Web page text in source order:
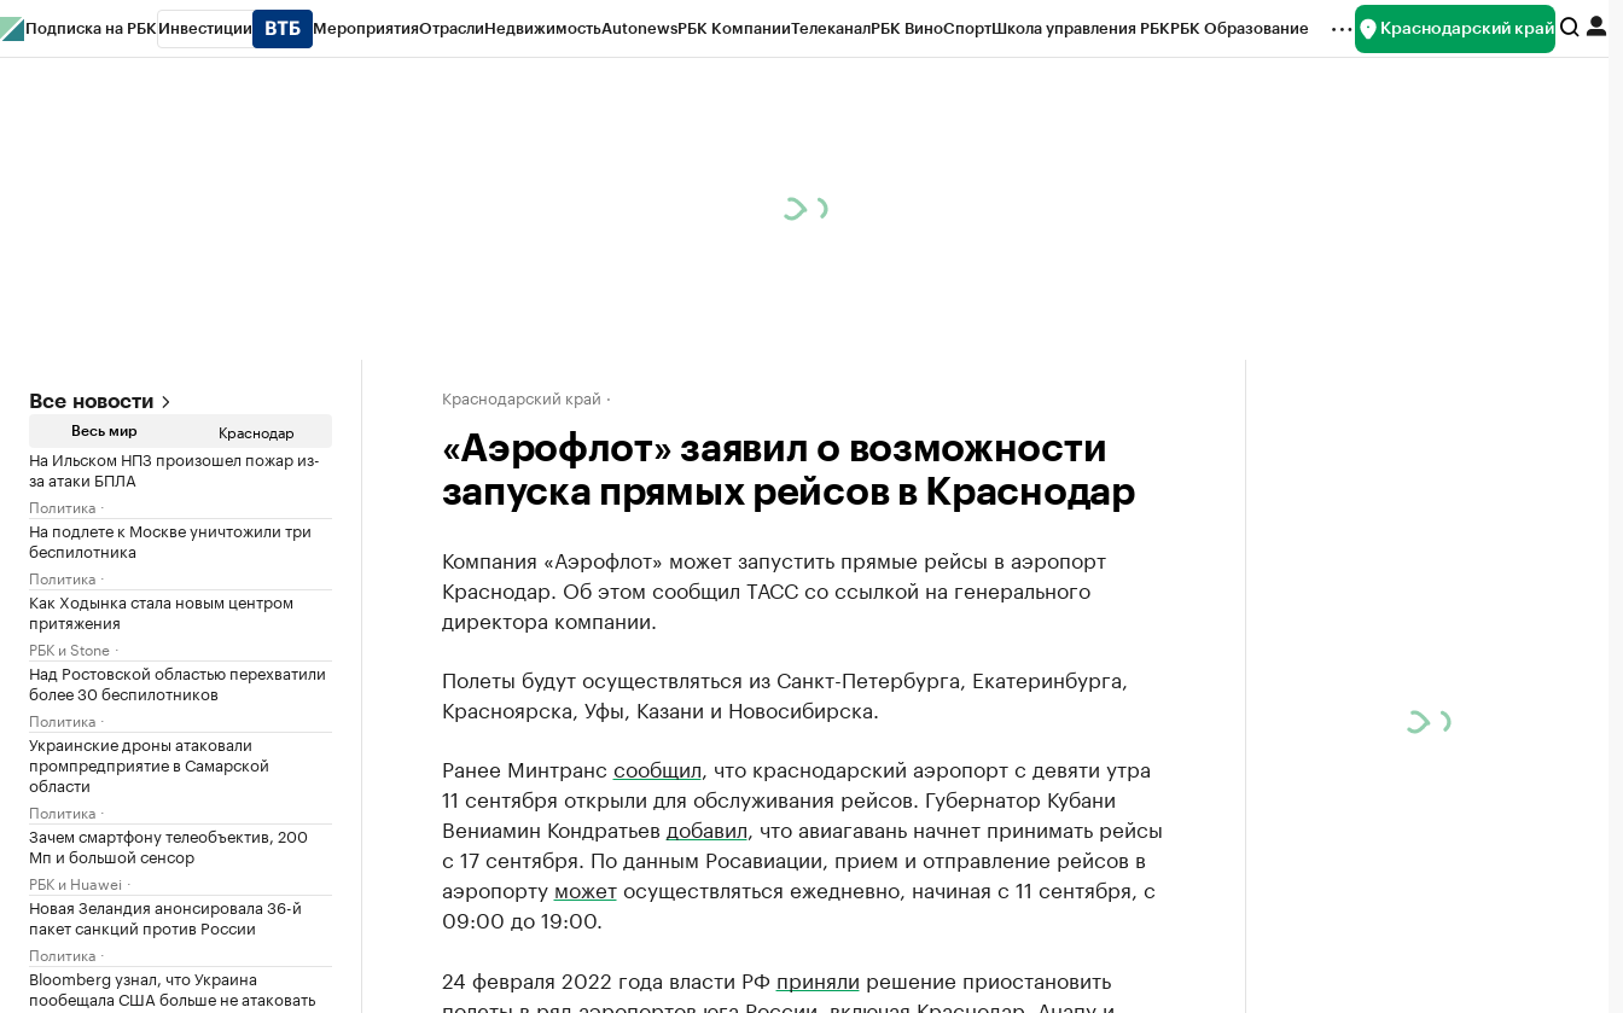
Подписка на РБК Инвестиции МероприятияОтраслиНедвижимостьAutonewsРБК КомпанииТелеканалРБК ВиноСпортШкола управления РБКРБК Образование Краснодарский край
Все новости
Весь мир Краснодар
На Ильском НПЗ произошел пожар из-
за атаки БПЛА
Политика
На подлете к Москве уничтожили три
беспилотника
Политика
Как Ходынка стала новым центром
притяжения
РБК и Stone
Над Ростовской областью перехватили
более 30 беспилотников
Политика
Украинские дроны атаковали
промпредприятие в Самарской
области
Политика
Зачем смартфону телеобъектив, 200
Мп и большой сенсор
РБК и Huawei
Новая Зеландия анонсировала 36-й
пакет санкций против России
Политика
Bloomberg узнал, что Украина
пообещала США больше не атаковать
Краснодарский край
«Аэрофлот» заявил о возможности
запуска прямых рейсов в Краснодар
Компания «Аэрофлот» может запустить прямые рейсы в аэропорт
Краснодар. Об этом сообщил ТАСС со ссылкой на генерального
директора компании.
Полеты будут осуществляться из Санкт-Петербурга, Екатеринбурга,
Красноярска, Уфы, Казани и Новосибирска.
Ранее Минтранс сообщил , что краснодарский аэропорт с девяти утра
11 сентября открыли для обслуживания рейсов. Губернатор Кубани
Вениамин Кондратьев добавил , что авиагавань начнет принимать рейсы
с 17 сентября. По данным Росавиации, прием и отправление рейсов в
аэропорту можетосуществляться ежедневно, начиная с 11 сентября, с
09:00 до 19:00.
24 февраля 2022 года власти РФ приняли решение приостановить